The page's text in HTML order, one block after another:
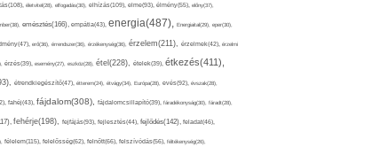
életvitel(28), elfogadás(30), elhízás(109), elme(93), élmény(55), előny(37),
emésztés(166), empátia(43), energia(487), Energiaital(29), eper(30),
erő(36), érrendszer(36), érzékenység(36), érzelem(211), érzelmek(42), érzelmi
érzés(39), esemény(27), eszköz(28), étel(228), ételek(39), étkezés(411),
étrendkiegészítő(47), étterem(24), étvágy(34), Európa(28), evés(92), évszak(28),
fahéj(43), fájdalom(308), fájdalomcsillapító(39), fáradékonyság(30), fáradt(28),
fehérje(198), fejfájás(93), fejlesztés(44), fejlődés(142), feladat(46),
félelem(115), felelősség(62), felnőtt(66), felszívódás(56), féltékenység(26),